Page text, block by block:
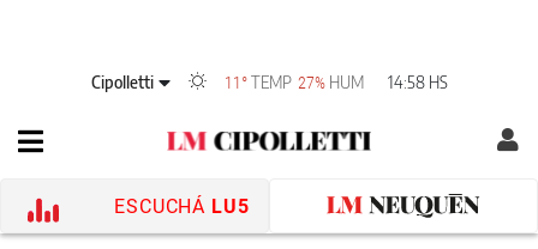
Cipolletti 11° TEMP 27% HUM 14:58 HS
ESCUCHÁ LU5